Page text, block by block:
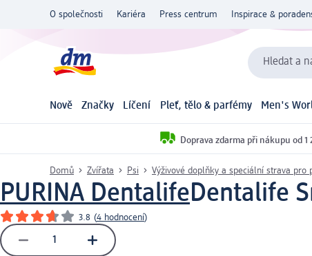
O společnosti Kariéra Press centrum Inspirace &
Hledat a
Nově Značky Líčení Pleť, tělo & parfémy Men's
Doprava zdarma při nákupu od 1
Domů Zvířata Psi Výživové doplňky a speciální strava pro
PURINA DentalifeDentalife
3.8 (4 hodnocení)